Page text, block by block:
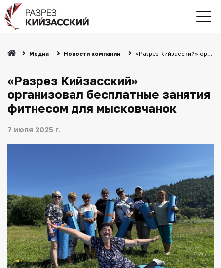
Медиа Новости компании «Разрез Кийзасский» организовал бесплатные занятия фитнесом для мысковчанок
«Разрез Кийзасский»
организовал бесплатные занятия
фитнесом для мысковчанок
7 июля 2025 г.